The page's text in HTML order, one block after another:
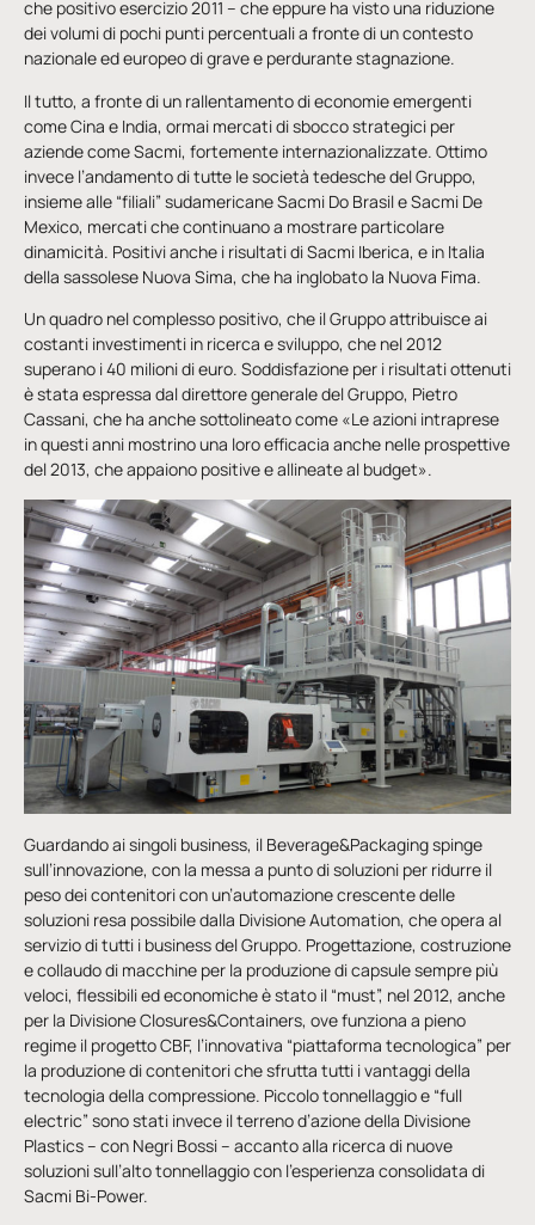
che positivo esercizio 2011 – che eppure ha visto una riduzione
dei volumi di pochi punti percentuali a fronte di un contesto
nazionale ed europeo di grave e perdurante stagnazione.
Il tutto, a fronte di un rallentamento di economie emergenti
come Cina e India, ormai mercati di sbocco strategici per
aziende come Sacmi, fortemente internazionalizzate. Ottimo
invece l’andamento di tutte le società tedesche del Gruppo,
insieme alle “filiali” sudamericane Sacmi Do Brasil e Sacmi De
Mexico, mercati che continuano a mostrare particolare
dinamicità. Positivi anche i risultati di Sacmi Iberica, e in Italia
della sassolese Nuova Sima, che ha inglobato la Nuova Fima.
Un quadro nel complesso positivo, che il Gruppo attribuisce ai
costanti investimenti in ricerca e sviluppo, che nel 2012
superano i 40 milioni di euro. Soddisfazione per i risultati ottenuti
è stata espressa dal direttore generale del Gruppo, Pietro
Cassani, che ha anche sottolineato come «Le azioni intraprese
in questi anni mostrino una loro efficacia anche nelle prospettive
del 2013, che appaiono positive e allineate al budget».
Guardando ai singoli business, il Beverage&Packaging spinge
sull’innovazione, con la messa a punto di soluzioni per ridurre il
peso dei contenitori con un’automazione crescente delle
soluzioni resa possibile dalla Divisione Automation, che opera al
servizio di tutti i business del Gruppo. Progettazione, costruzione
e collaudo di macchine per la produzione di capsule sempre più
veloci, flessibili ed economiche è stato il “must”, nel 2012, anche
per la Divisione Closures&Containers, ove funziona a pieno
regime il progetto CBF, l’innovativa “piattaforma tecnologica” per
la produzione di contenitori che sfrutta tutti i vantaggi della
tecnologia della compressione. Piccolo tonnellaggio e “full
electric” sono stati invece il terreno d’azione della Divisione
Plastics – con Negri Bossi – accanto alla ricerca di nuove
soluzioni sull’alto tonnellaggio con l’esperienza consolidata di
Sacmi Bi-Power.